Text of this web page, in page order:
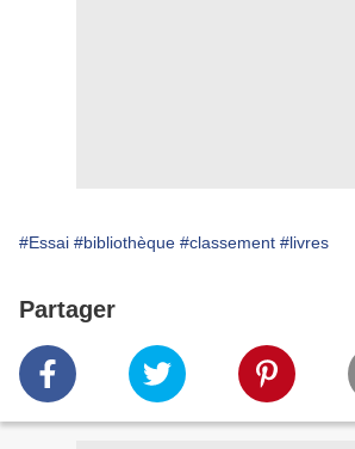
#Essai #bibliothèque #classement #livres
Partager